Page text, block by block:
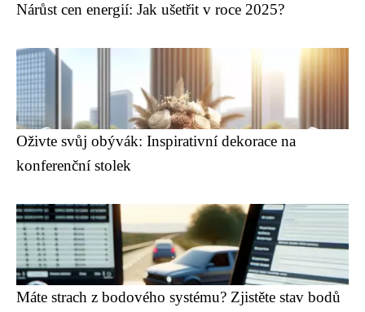
Nárůst cen energií: Jak ušetřit v roce 2025?
Oživte svůj obývák: Inspirativní dekorace na
konferenční stolek
Máte strach z bodového systému? Zjistěte stav bodů